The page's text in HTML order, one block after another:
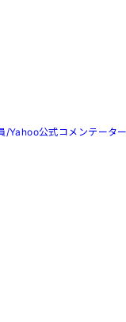
/Yahoo公式コメンテータ